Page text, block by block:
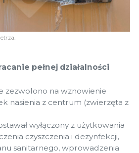
pełnej działalności
zezwolono na wznowienie
nasienia z centrum (zwierzęta z
wyłączony z użytkowania
czyszczenia i dezynfekcji,
sanitarnego, wprowadzenia